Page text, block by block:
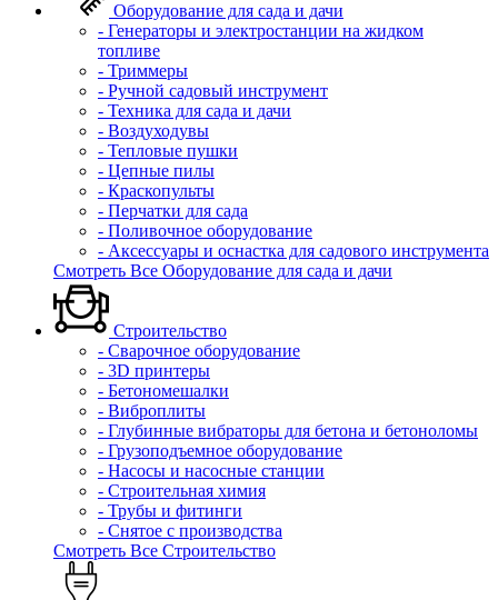
Оборудование для сада и дачи
- Генераторы и электростанции на жидком
топливе
- Триммеры
- Ручной садовый инструмент
- Техника для сада и дачи
- Воздуходувы
- Тепловые пушки
- Цепные пилы
- Краскопульты
- Перчатки для сада
- Поливочное оборудование
- Аксессуары и оснастка для садового инструмента
Смотреть Все Оборудование для сада и дачи
Строительство
- Сварочное оборудование
- 3D принтеры
- Бетономешалки
- Виброплиты
- Глубинные вибраторы для бетона и бетоноломы
- Грузоподъемное оборудование
- Насосы и насосные станции
- Строительная химия
- Трубы и фитинги
- Снятое с производства
Смотреть Все Строительство